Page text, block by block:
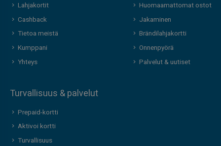
Lahjakortit
Cashback
Tietoa meistä
Kumppani
Yhteys
Huomaamattomat ostot
Jakaminen
Brändilahjakortti
Onnenpyörä
Palvelut & uutiset
Turvallisuus & palvelut
Prepaid-kortti
Aktivoi kortti
Turvallisuus